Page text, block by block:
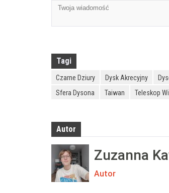
Tagi
Czarne Dziury Dysk Akrecyjny
Sfera Dysona
Taiwan Teleskop
Autor
Zuzanna
Autor